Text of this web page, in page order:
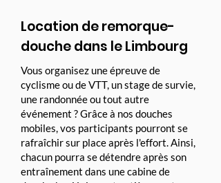
Location de remorque-
douche dans le Limbourg
Vous organisez une épreuve de
cyclisme ou de VTT, un stage de survie,
une randonnée ou tout autre
événement ? Grâce à nos douches
mobiles, vos participants pourront se
rafraîchir sur place après l'effort. Ainsi,
chacun pourra se détendre après son
entraînement dans une cabine de